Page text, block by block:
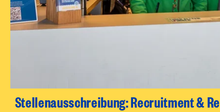
Stellenausschreibung: Recruitment &